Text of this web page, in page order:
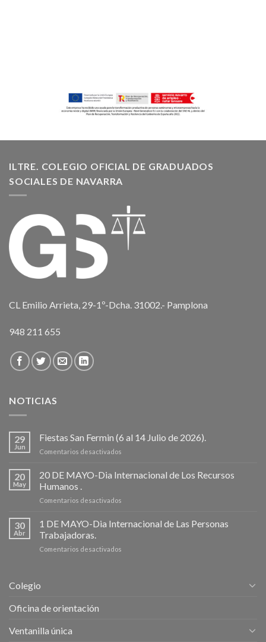
ILTRE. COLEGIO OFICIAL DE GRADUADOS
SOCIALES DE NAVARRA
CL Emilio Arrieta, 29-1º-Dcha. 31002.- Pamplona
948 211 655
NOTICIAS
29
Jun
Fiestas San Fermin (6 al 14 Julio de 2026).
Comentarios desactivados
San
Fermin
Julio
20
May
20 DE MAYO-Dia Internacional de Los Recursos
Humanos .
Comentarios desactivados
MAYO-
30
Abr
1 DE MAYO-Dia Internacional de Las Personas
Trabajadoras.
Comentarios desactivados
Colegio
Oficina de orientación
Ventanilla única